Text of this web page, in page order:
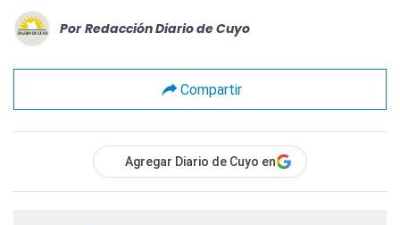
Por Redacción Diario de Cuyo
Compartir
Agregar Diario de Cuyo en